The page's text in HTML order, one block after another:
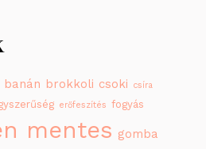
banán brokkoli csoki csíra
erőfeszítés fogyás
mentes gomba